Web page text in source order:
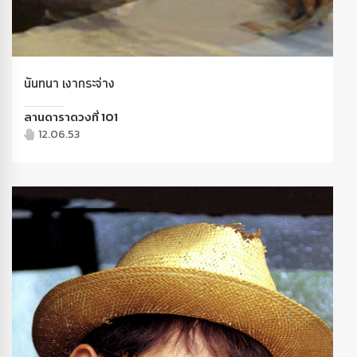
นันทนา เงากระจ่าง
ลานดาราดวงที่ 101
12.06.53